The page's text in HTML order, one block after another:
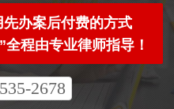
办案后付费的方式
程由专业律师指导！
2678